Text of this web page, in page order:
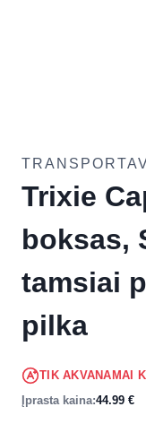
Trixie
boksas,
tamsiai
pilka
TIK AKVANAMAI
Įprasta kaina:44.99 €